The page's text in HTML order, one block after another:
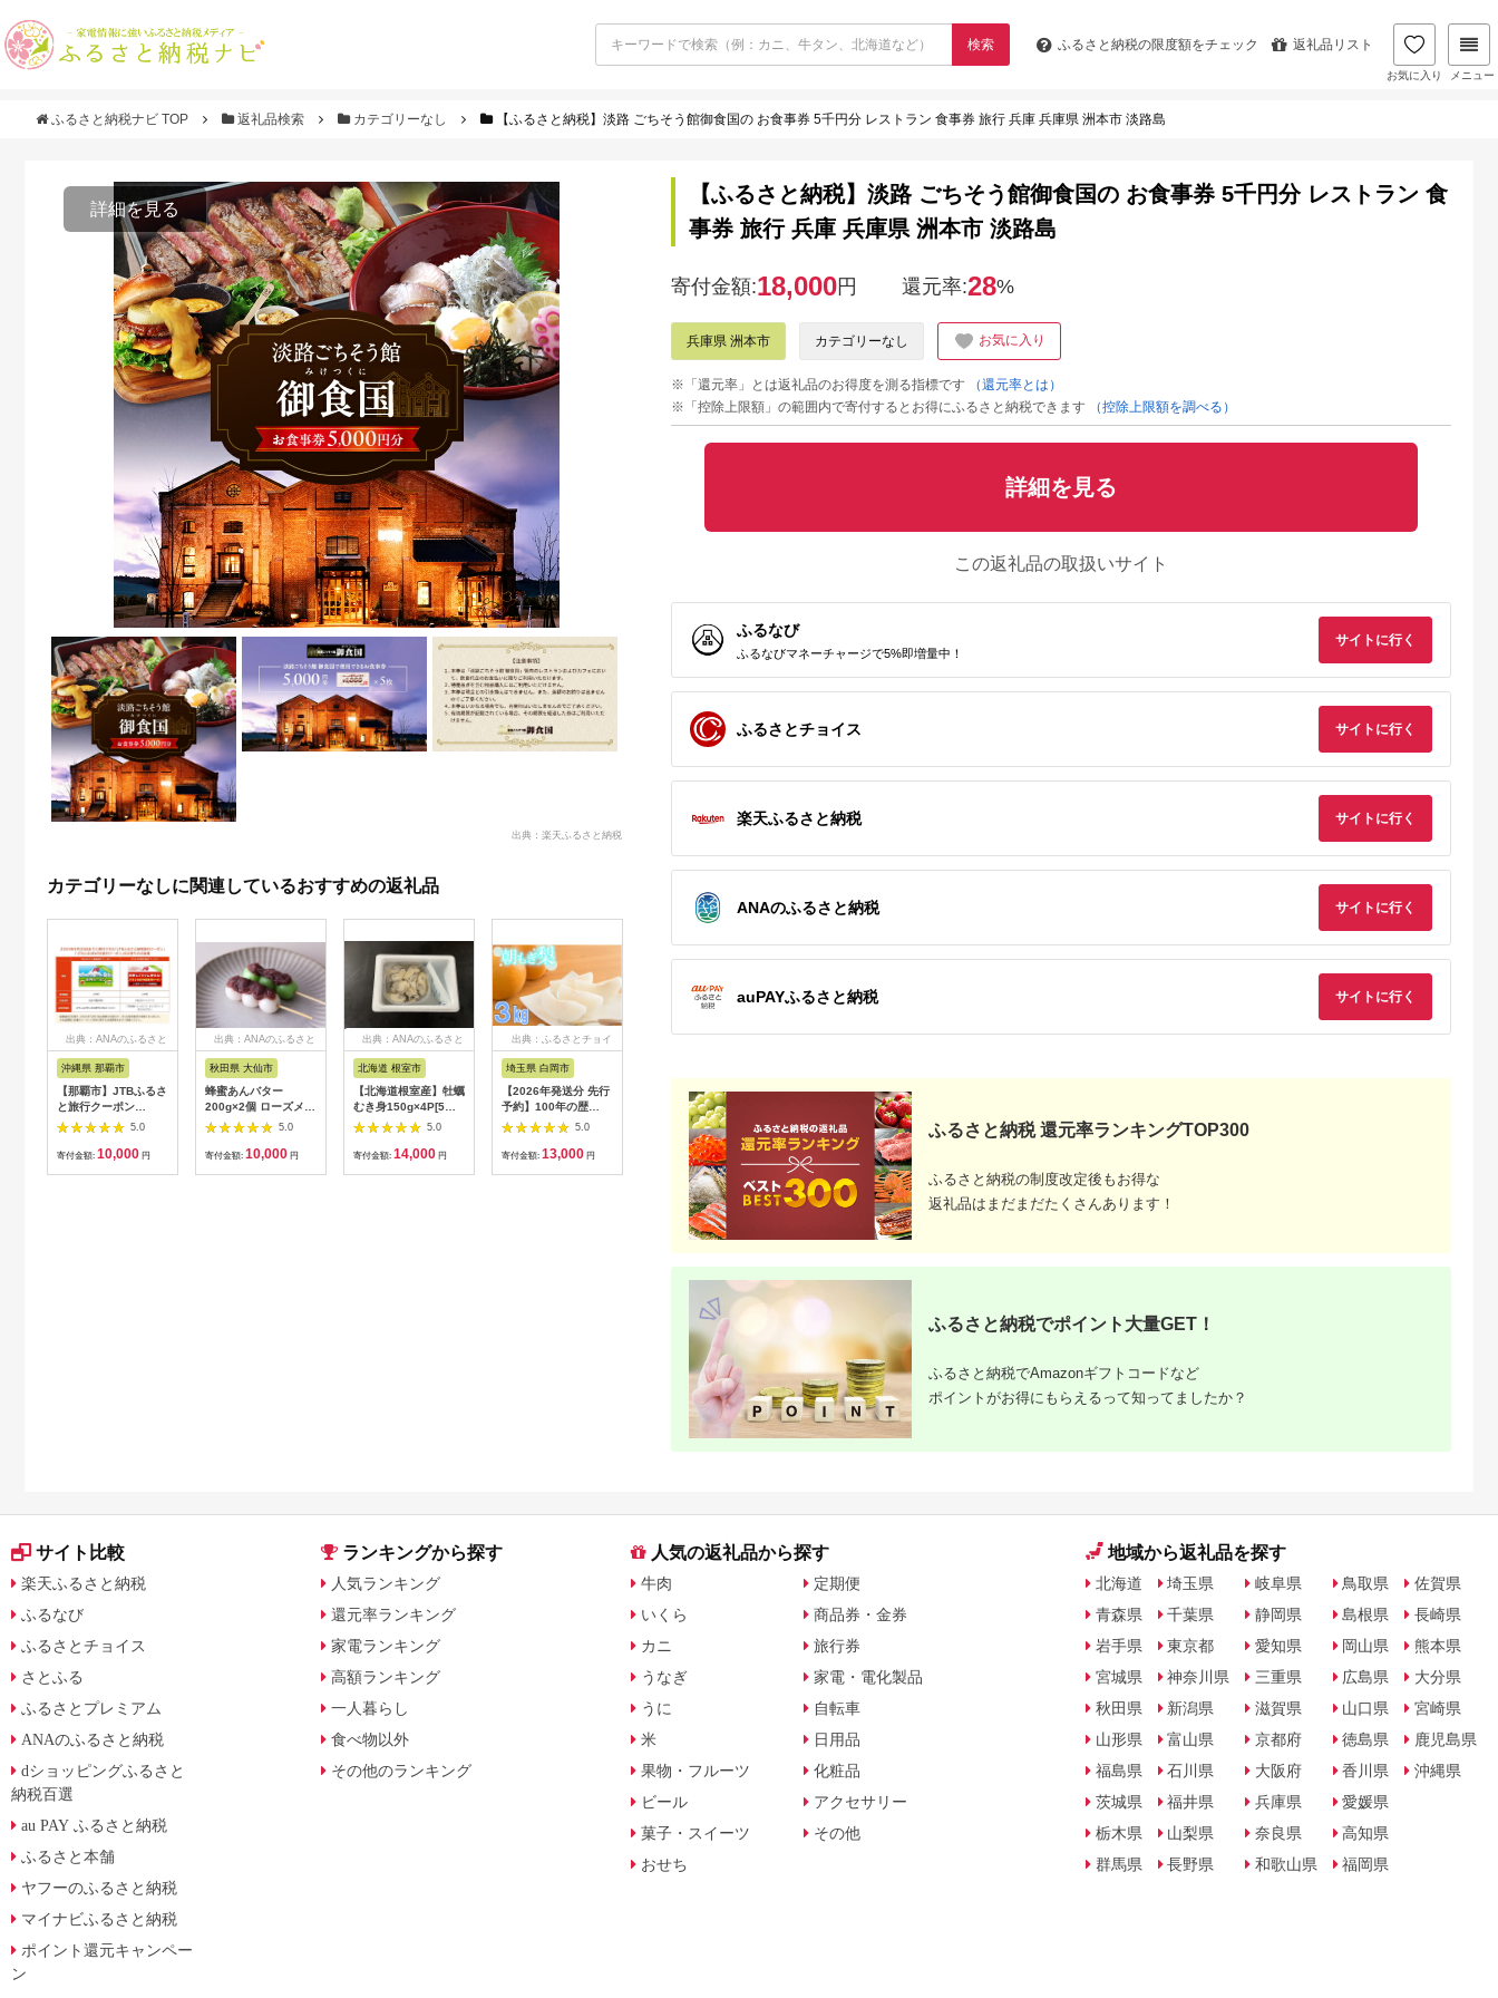
検索 ふるさと納税の限度額をチェック 返礼品リスト
お気に入り メニュー
ふるさと納税ナビ TOP 返礼品検索 カテゴリーなし 【ふるさと納税】淡路 ごちそう館御食国の お食事券 5千円分 レストラン 食事券 旅行 兵庫 兵庫県 洲本市 淡路島
詳細を見る
出典：楽天ふるさと納税
カテゴリーなしに関連しているおすすめの返礼品
出典：ANAのふるさと
沖縄県 那覇市
【那覇市】JTBふるさ
と旅行クーポン
（3,000円分）有効期
間3年（Eメール発
行）｜旅行 トラベル
5.0
寄付金額: 10,000 円
出典：ANAのふるさと
秋田県 大仙市
蜂蜜あんバター
200g×2個 ローズメイ
[あんバター はちみ
つ 発酵バター あん
こ 水あめ不使用 秋
5.0
寄付金額: 10,000 円
出典：ANAのふるさと
北海道 根室市
【北海道根室産】牡蠣
むき身150g×4P[5月
下旬以降発送] A-
5.0
寄付金額: 14,000 円
出典：ふるさとチョイ
埼玉県 白岡市
【2026年発送分 先行
予約】100年の歴
史！！ アライファー
ムの「朝もぎ梨」幸
水・豊水・あきづき
5.0
寄付金額: 13,000 円
【先行受付】2027年1
月～6月毎月発送 ま
るでトマトの宝石箱！
ジュエリートマトの定
期便 約700g×6回コ
ース H004-210
5.0
寄付金額:40,000
出雲の國からの贈り物
～トマトを超えた超ト
マト2kg【トマト と
まと 野菜 やさい 新鮮
産地直送 贈答 出雲 出
雲市 おすすめ 人気】
5.0
寄付金額: 24,000円
けセット 8切 ［ 京都
鮮魚専門店 西京漬け
り寄せ 通販 送料無料
ふるさと納税 ］
5.0
年！老舗の八百屋がチ
ョイスした厳選やさい
川 四国 楽天ふるさと
納税 返礼品 支援 お取
り寄せグルメ 取り寄
5.0
産にじのきらめき・農
家直送_AG【銘柄米
【ふるさと納税】淡路 ごちそう館御食国の お食事券 5千円分 レストラン 食
事券 旅行 兵庫 兵庫県 洲本市 淡路島
寄付金額:18,000円 還元率:28%
兵庫県 洲本市 カテゴリーなし お気に入り
※「還元率」とは返礼品のお得度を測る指標です
（還元率とは）
※「控除上限額」の範囲内で寄付するとお得にふるさと納税できます
（控除上限額を調べる）
詳細を見る
この返礼品の取扱いサイト
ふるなび
ふるなびマネーチャージで5%即増量中！
サイトに行く
ふるさとチョイス サイトに行く
楽天ふるさと納税 サイトに行く
ANAのふるさと納税 サイトに行く
auPAYふるさと納税 サイトに行く
ふるさと納税 還元率ランキングTOP300
ふるさと納税の制度改定後もお得な
返礼品はまだまだたくさんあります！
ふるさと納税でポイント大量GET！
ふるさと納税でAmazonギフトコードなど
ポイントがお得にもらえるって知ってましたか？
サイト比較
楽天ふるさと納税
ふるなび
ふるさとチョイス
さとふる
ふるさとプレミアム
ANAのふるさと納税
dショッピングふるさと
納税百選
au PAY ふるさと納税
ふるさと本舗
ヤフーのふるさと納税
マイナビふるさと納税
ポイント還元キャンペー
ン
ランキングから探す
人気ランキング
還元率ランキング
家電ランキング
高額ランキング
一人暮らし
食べ物以外
その他のランキング
人気の返礼品から探す
牛肉
いくら
カニ
うなぎ
うに
米
果物・フルーツ
ビール
菓子・スイーツ
おせち
定期便
商品券・金券
旅行券
家電・電化製品
自転車
日用品
化粧品
アクセサリー
その他
地域から返礼品を探す
北海道
青森県
岩手県
宮城県
秋田県
山形県
福島県
茨城県
栃木県
群馬県
埼玉県
千葉県
東京都
神奈川県
新潟県
富山県
石川県
福井県
山梨県
長野県
岐阜県
静岡県
愛知県
三重県
滋賀県
京都府
大阪府
兵庫県
奈良県
和歌山県
鳥取県
島根県
岡山県
広島県
山口県
徳島県
香川県
愛媛県
高知県
福岡県
佐賀県
長崎県
熊本県
大分県
宮崎県
鹿児島県
沖縄県